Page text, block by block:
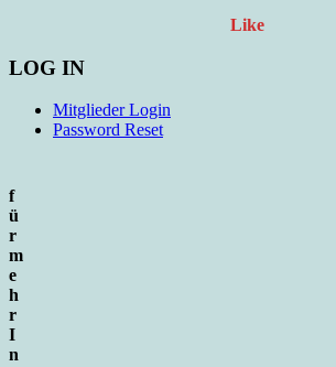
Like
LOG IN
Mitglieder Login
Password Reset
f
ü
r
m
e
h
r
I
n